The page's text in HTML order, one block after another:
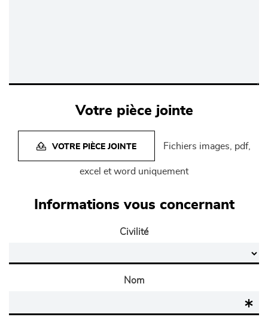
Votre pièce jointe
VOTRE PIÈCE JOINTE Fichiers images, pdf,
excel et word uniquement
Informations vous concernant
Civilité
Nom